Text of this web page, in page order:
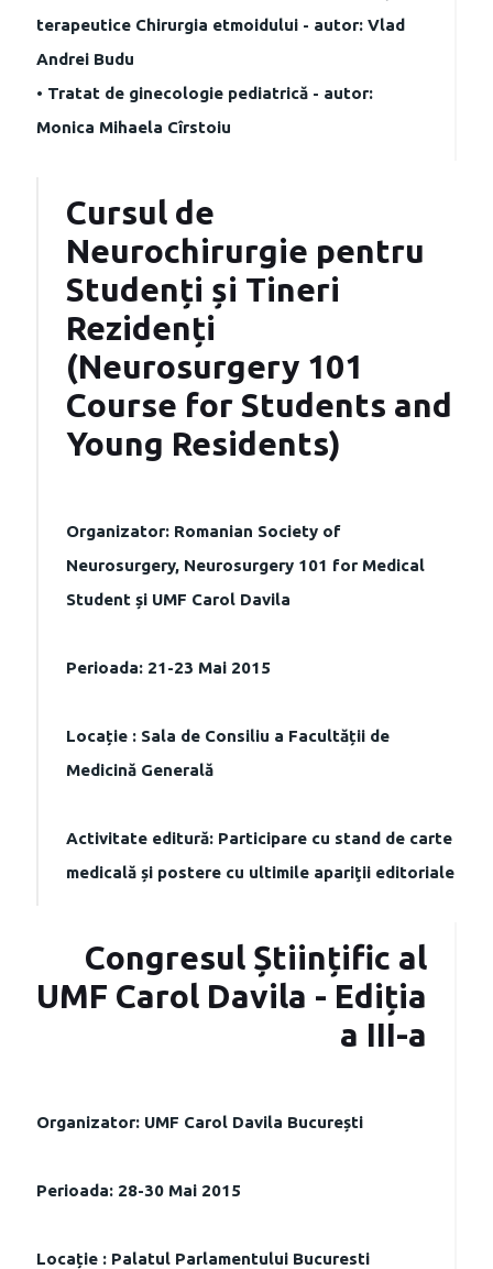
terapeutice Chirurgia etmoidului - autor: Vlad
Andrei Budu
• Tratat de ginecologie pediatrică - autor:
Monica Mihaela Cîrstoiu
Cursul de
Neurochirurgie pentru
Studenți și Tineri
Rezidenți
(Neurosurgery 101
Course for Students and
Young Residents)
Organizator: Romanian Society of
Neurosurgery, Neurosurgery 101 for Medical
Student și UMF Carol Davila
Perioada: 21-23 Mai 2015
Locație : Sala de Consiliu a Facultății de
Medicină Generală
Activitate editură: Participare cu stand de carte
medicală și postere cu ultimile apariţii editoriale
Congresul Științific al
UMF Carol Davila - Ediția
a III-a
Organizator: UMF Carol Davila București
Perioada: 28-30 Mai 2015
Locație : Palatul Parlamentului Bucuresti